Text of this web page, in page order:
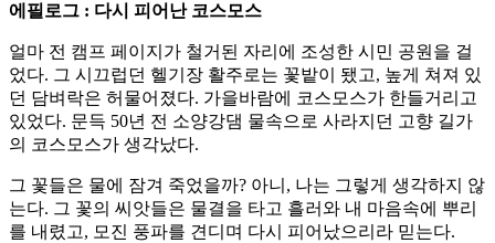
에필로그 : 다시 피어난 코스모스
얼마 전 캠프 페이지가 철거된 자리에 조성한 시민 공원을 걸
었다. 그 시끄럽던 헬기장 활주로는 꽃밭이 됐고, 높게 쳐져 있
던 담벼락은 허물어졌다. 가을바람에 코스모스가 한들거리고
있었다. 문득 50년 전 소양강댐 물속으로 사라지던 고향 길가
의 코스모스가 생각났다.
그 꽃들은 물에 잠겨 죽었을까? 아니, 나는 그렇게 생각하지 않
는다. 그 꽃의 씨앗들은 물결을 타고 흘러와 내 마음속에 뿌리
를 내렸고, 모진 풍파를 견디며 다시 피어났으리라 믿는다.